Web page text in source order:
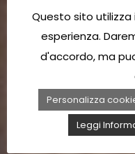
Questo sito
esperienza.
d'accordo, ma
Personalizza
Leggi